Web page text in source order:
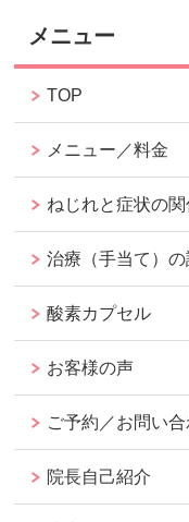
メニュー
TOP
メニュー／料金
ねじれと症状の関
治療（手当て）の
酸素カプセル
お客様の声
ご予約／お問い
院長自己紹介